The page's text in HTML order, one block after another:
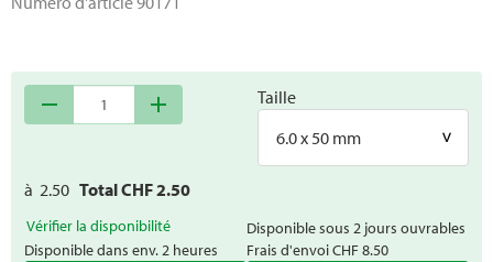
remove add
Taille
6.0 x 50 mm
à 2.50 Total CHF2.50
Vérifier la disponibilité
Disponible dans env. 2 heures
Disponible sous 2 jours ouvrables
Frais d'envoiCHF 8.50